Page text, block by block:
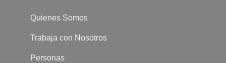
Quienes Somos
Trabaja con Nosotros
Personas